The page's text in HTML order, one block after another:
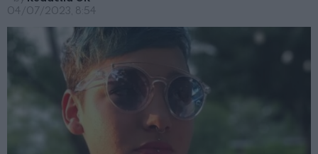
04/07/2023, 8:54